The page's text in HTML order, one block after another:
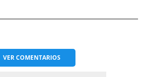
VERCOMENTARIOS